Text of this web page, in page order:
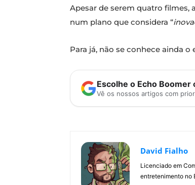
Apesar de serem quatro filmes,
num plano que considera “
Para já, não se conhece ainda
Escolhe o Echo
Vê os nossos artigos com
David Fialho
Licenciado em
entretenimento no